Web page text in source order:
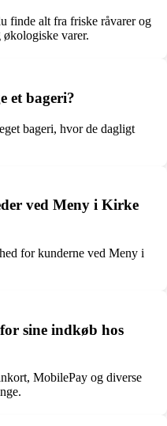
finde alt fra friske råvarer og
varer.
et bageri?
bageri, hvor de dagligt
ved Meny i Kirke
for kunderne ved Meny i
sine indkøb hos
MobilePay og diverse